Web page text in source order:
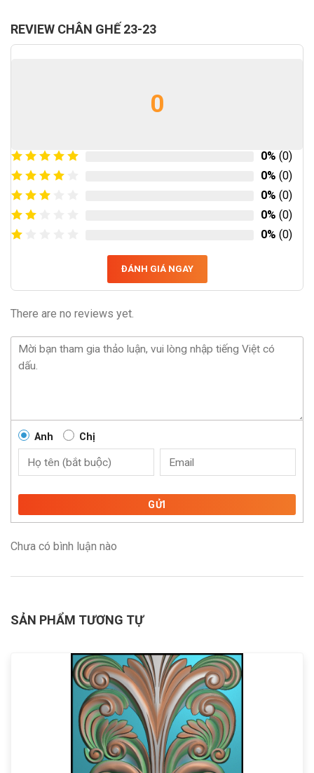
REVIEW CHÂN GHẾ 23-23
0
0% (0)
0% (0)
0% (0)
0% (0)
0% (0)
ĐÁNH GIÁ NGAY
There are no reviews yet.
Anh Chị
GỬI
Chưa có bình luận nào
SẢN PHẨM TƯƠNG TỰ